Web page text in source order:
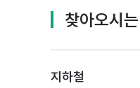
찾아오시
지하철